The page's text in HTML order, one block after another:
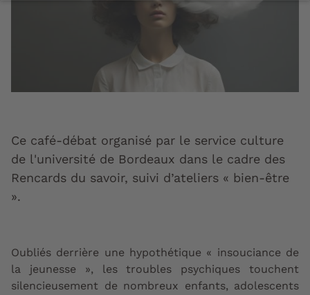
Ce café-débat organisé par le service culture
de l'université de Bordeaux dans le cadre des
Rencards du savoir, suivi d’ateliers « bien-être
».
Oubliés derrière une hypothétique « insouciance de
la jeunesse », les troubles psychiques touchent
silencieusement de nombreux enfants, adolescents